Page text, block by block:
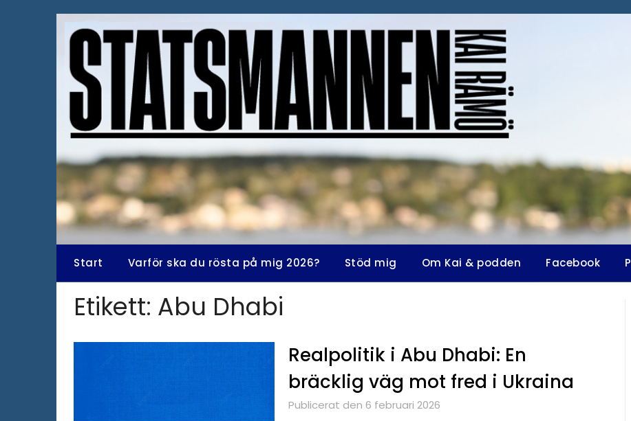
Start Varför ska du rösta på mig 2026? Stöd mig Om Kai & podden Facebook
Etikett: Abu Dhabi
Realpolitik i Abu Dhabi: En
bräcklig väg mot fred i Ukraina
Publicerat den 6 februari 2026